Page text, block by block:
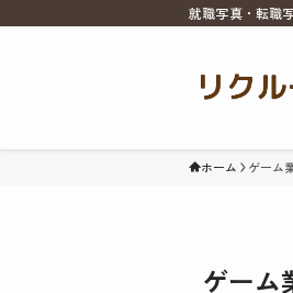
就職写真・転職
ホーム ゲーム
ゲーム